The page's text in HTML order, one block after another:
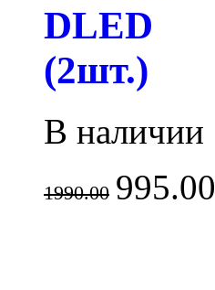
DLED
(2шт.)
В наличии
1990.00 995.00